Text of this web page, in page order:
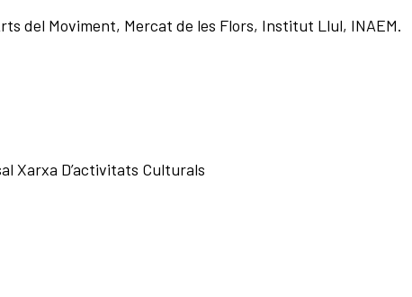
del Moviment, Mercat de les Flors, Institut Llul, INAEM.
Xarxa D’activitats Culturals